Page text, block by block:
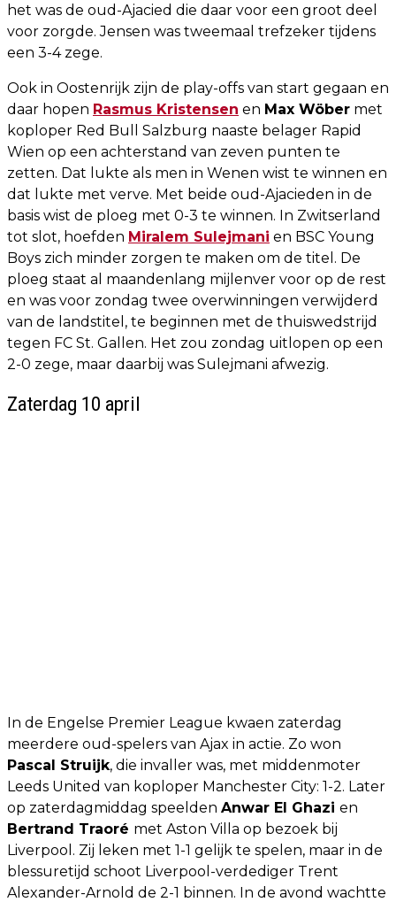
het was de oud-Ajacied die daar voor een groot deel
voor zorgde. Jensen was tweemaal trefzeker tijdens
een 3-4 zege.
Ook in Oostenrijk zijn de play-offs van start gegaan en
daar hopen Rasmus Kristensen en Max Wöber met
koploper Red Bull Salzburg naaste belager Rapid
Wien op een achterstand van zeven punten te
zetten. Dat lukte als men in Wenen wist te winnen en
dat lukte met verve. Met beide oud-Ajacieden in de
basis wist de ploeg met 0-3 te winnen. In Zwitserland
tot slot, hoefden Miralem Sulejmani en BSC Young
Boys zich minder zorgen te maken om de titel. De
ploeg staat al maandenlang mijlenver voor op de rest
en was voor zondag twee overwinningen verwijderd
van de landstitel, te beginnen met de thuiswedstrijd
tegen FC St. Gallen. Het zou zondag uitlopen op een
2-0 zege, maar daarbij was Sulejmani afwezig.
Zaterdag 10 april
In de Engelse Premier League kwaen zaterdag
meerdere oud-spelers van Ajax in actie. Zo won
Pascal Struijk, die invaller was, met middenmoter
Leeds United van koploper Manchester City: 1-2. Later
op zaterdagmiddag speelden Anwar El Ghazi en
Bertrand Traoré met Aston Villa op bezoek bij
Liverpool. Zij leken met 1-1 gelijk te spelen, maar in de
blessuretijd schoot Liverpool-verdediger Trent
Alexander-Arnold de 2-1 binnen. In de avond wachtte